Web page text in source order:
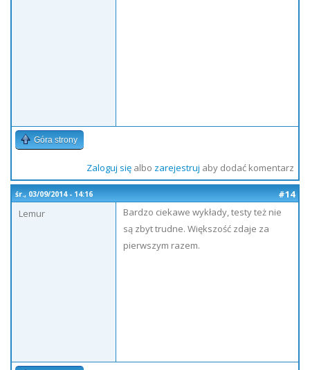
Góra strony
Zaloguj sięalbo zarejestruj aby dodać komentarz
śr., 03/09/2014 - 14:16
#14
Lemur
Bardzo ciekawe wykłady, testy też nie
są zbyt trudne. Większość zdaje za
pierwszym razem.